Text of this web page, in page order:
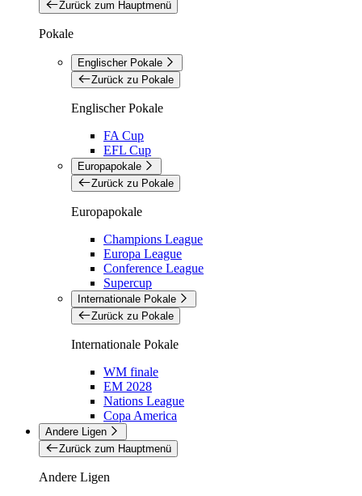
Zurück zum Hauptmenü
Pokale
Englischer Pokale
Zurück zu Pokale
Englischer Pokale
FA Cup
EFL Cup
Europapokale
Zurück zu Pokale
Europapokale
Champions League
Europa League
Conference League
Supercup
Internationale Pokale
Zurück zu Pokale
Internationale Pokale
WM finale
EM 2028
Nations League
Copa America
Andere Ligen
Zurück zum Hauptmenü
Andere Ligen